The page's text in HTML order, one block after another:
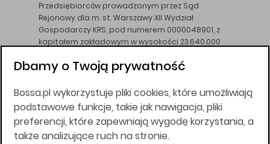
Przedsiębiorców prowadzonym przez Sąd
Rejonowy dla m. st. Warszawy XII Wydział
Gospodarczy KRS, pod numerem 0000048901, z
kapitałem zakładowym w wysokości 23.640.000
DM BOŚ działa na podstawie zezwolenia KNF z dnia
Wszelkie informacje na niniejszej stronie w tym
informacje o produktach inwestycyjnych nie są
kierowane do osób mających miejsce
zamieszkania lub pobytu w Stanach
Dbamy o Twoją prywatność
Bossa.pl wykorzystuje pliki cookies, które umożliwiają
podstawowe funkcje, takie jak nawigacja, pliki
preferencji, które zapewniają wygodę korzystania, a
także analizujące ruch na stronie.